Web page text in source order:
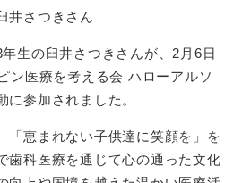
井さつきさん
生の臼井さつきさんが、2月6日
ン医療を考える会 ハローアルソ
に参加されました。
恵まれない子供達に笑顔を」を
歯科医療を通じて心の通った文化